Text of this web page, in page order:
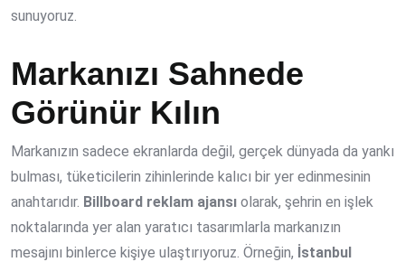
sunuyoruz.
Markanızı Sahnede
Görünür Kılın
Markanızın sadece ekranlarda değil, gerçek dünyada da yankı
bulması, tüketicilerin zihinlerinde kalıcı bir yer edinmesinin
anahtarıdır. Billboard reklam ajansı olarak, şehrin en işlek
noktalarında yer alan yaratıcı tasarımlarla markanızın
mesajını binlerce kişiye ulaştırıyoruz. Örneğin, İstanbul